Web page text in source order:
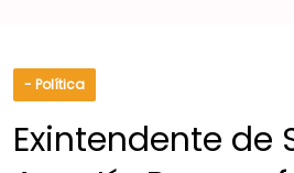
- Política
Exintendente de